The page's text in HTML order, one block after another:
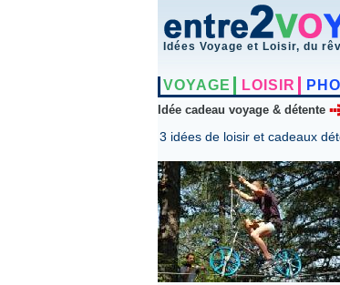
Idées Voyage et Loisir, du
VOYAGE LOISIR
Idée cadeau voyage & détente
3 idées de loisir et cadeaux